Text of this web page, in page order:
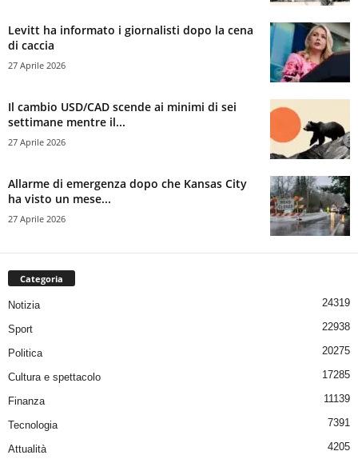
Levitt ha informato i giornalisti dopo la cena
di caccia
27 Aprile 2026
Il cambio USD/CAD scende ai minimi di sei
settimane mentre il...
27 Aprile 2026
Allarme di emergenza dopo che Kansas City
ha visto un mese...
27 Aprile 2026
Categoria
Notizia 24319
Sport 22938
Politica 20275
Cultura e spettacolo 17285
Finanza 11139
Tecnologia 7391
Attualità 4205